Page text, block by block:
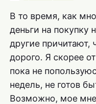
В то время, как
деньги на покупку
другие причитают,
дорого. Я скорее
пока не
недель, не готов
Возможно, мое